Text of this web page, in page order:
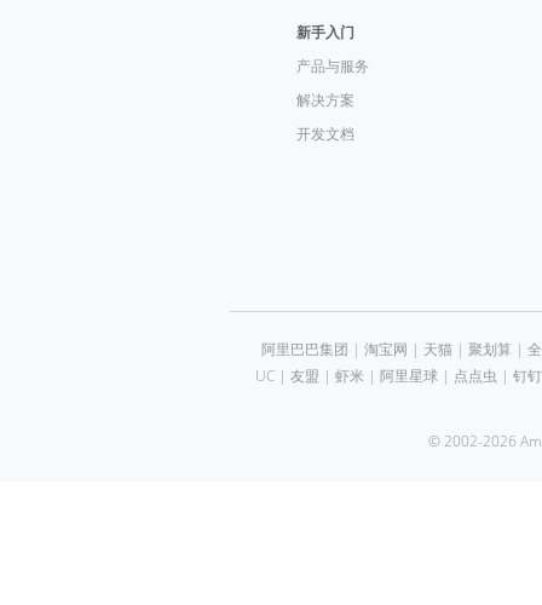
新手入门
产品与服务
解决方案
开发文档
阿里巴巴集团 | 淘宝网 | 天猫| 聚划算 |
UC| 友盟 | 虾米 | 阿里星球| 点点虫 | 钉钉
© 2002-2026